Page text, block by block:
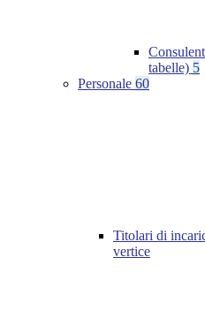
tabelle) 5
Personale 60
Titolari di
vertice